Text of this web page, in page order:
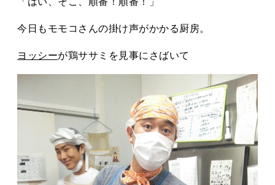
採用情報
お問い合わせ
今日もモモコさんの掛け声がかかる厨房。
ヨッシーが鶏ササミを見事にさばいて